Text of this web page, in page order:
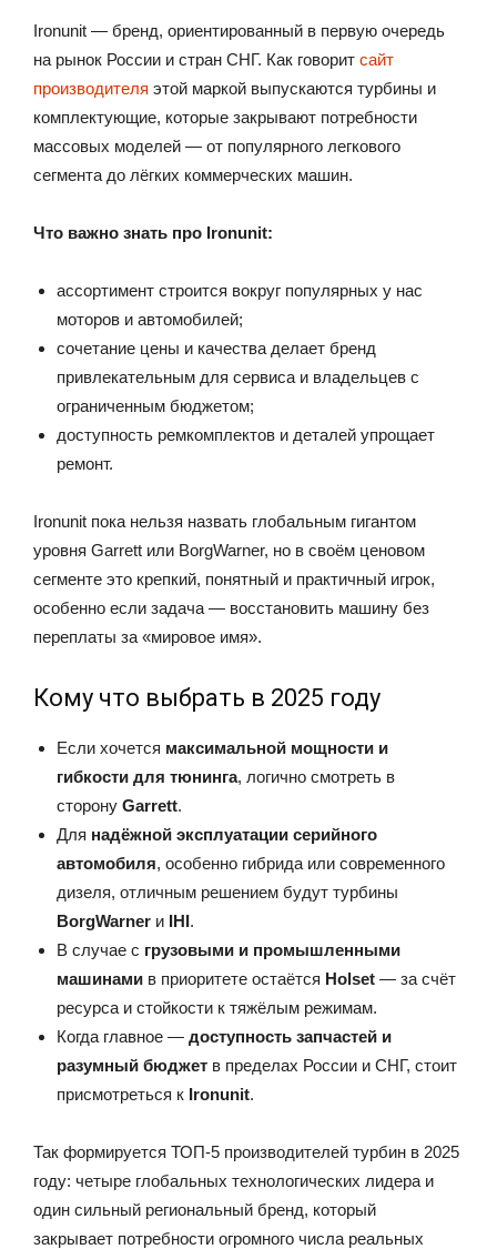
Ironunit — бренд, ориентированный в первую очередь
на рынок России и стран СНГ. Как говорит сайт
производителя этой маркой выпускаются турбины и
комплектующие, которые закрывают потребности
массовых моделей — от популярного легкового
сегмента до лёгких коммерческих машин.
Что важно знать про Ironunit:
ассортимент строится вокруг популярных у нас
моторов и автомобилей;
сочетание цены и качества делает бренд
привлекательным для сервиса и владельцев с
ограниченным бюджетом;
доступность ремкомплектов и деталей упрощает
ремонт.
Ironunit пока нельзя назвать глобальным гигантом
уровня Garrett или BorgWarner, но в своём ценовом
сегменте это крепкий, понятный и практичный игрок,
особенно если задача — восстановить машину без
переплаты за «мировое имя».
Кому что выбрать в 2025 году
Если хочется максимальной мощности и
гибкости для тюнинга, логично смотреть в
сторону Garrett.
Для надёжной эксплуатации серийного
автомобиля, особенно гибрида или современного
дизеля, отличным решением будут турбины
BorgWarner и IHI.
В случае с грузовыми и промышленными
машинами в приоритете остаётся Holset — за счёт
ресурса и стойкости к тяжёлым режимам.
Когда главное — доступность запчастей и
разумный бюджет в пределах России и СНГ, стоит
присмотреться к Ironunit.
Так формируется ТОП-5 производителей турбин в 2025
году: четыре глобальных технологических лидера и
один сильный региональный бренд, который
закрывает потребности огромного числа реальных